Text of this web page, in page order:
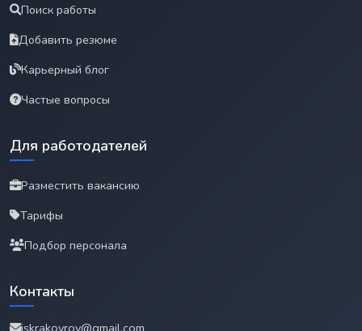
Поиск работы
Добавить резюме
Карьерный блог
Частые вопросы
Для работодателей
Разместить вакансию
Тарифы
Подбор персонала
Контакты
iskrakovrov@gmail.com